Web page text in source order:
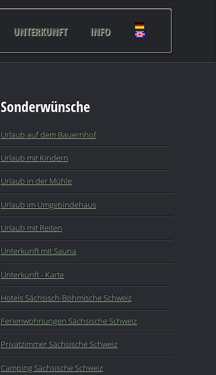
UNTERKUNFT INFO
Sonderwünsche
Urlaub auf dem Bauernhof
Urlaub mit Kindern
Urlaub in der Mühle
Urlaub im Umgebindehaus
Urlaub mit Reiten
Unterkunft mit Sauna
Unterkunft - Karte
Hotels Sächsisch-Böhmische Schweiz
Ferienwohnungen Sächsische Schweiz
Privatzimmer Sächsische Schweiz
Camping Sächsische Schweiz